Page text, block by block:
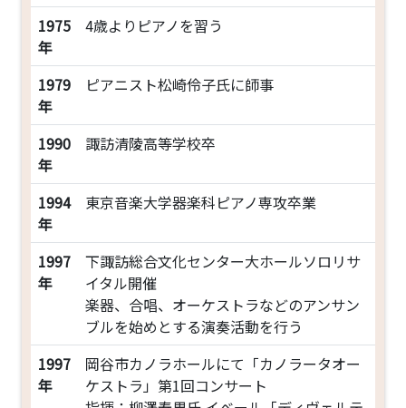
1975
年
4歳よりピアノを習う
1979
年
ピアニスト松崎伶子氏に師事
1990
年
諏訪清陵高等学校卒
1994
年
東京音楽大学器楽科ピアノ専攻卒業
1997
年
下諏訪総合文化センター大ホールソロリサ
イタル開催
楽器、合唱、オーケストラなどのアンサン
ブルを始めとする演奏活動を行う
1997
年
岡谷市カノラホールにて「カノラータオー
ケストラ」第1回コンサート